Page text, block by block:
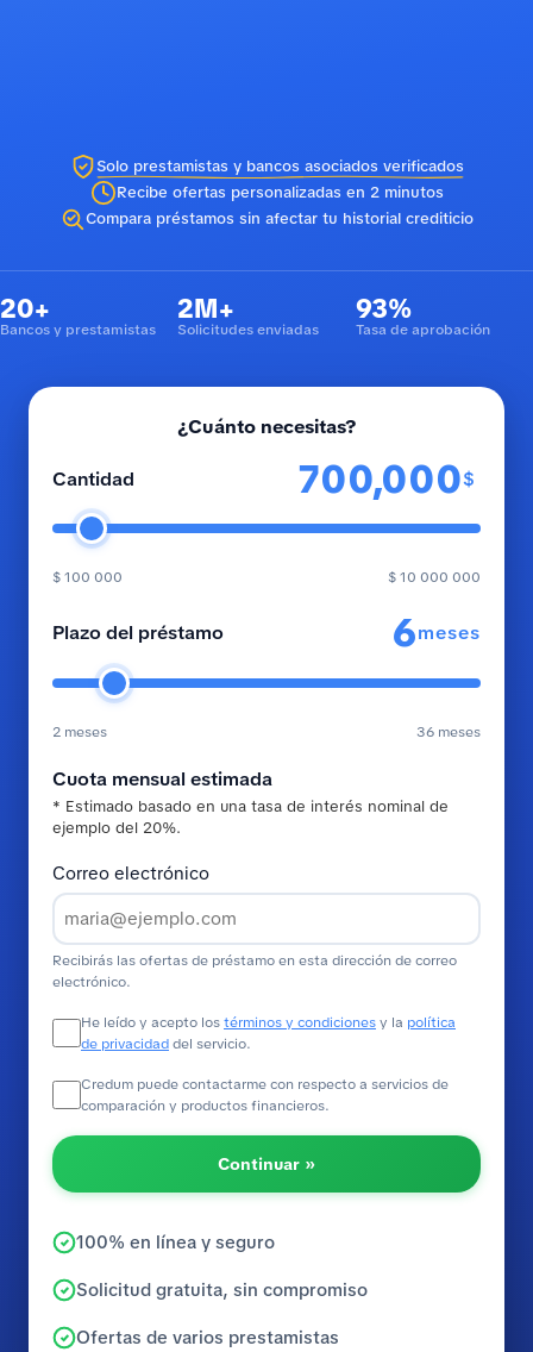
Solo prestamistas y bancos asociados verificados
Recibe ofertas personalizadas en 2 minutos
Compara préstamos sin afectar tu historial crediticio
20+
Bancos y prestamistas
2M+
Solicitudes enviadas
93%
Tasa de aprobación
¿Cuánto necesitas?
Cantidad $
$ 100 000 $ 10 000 000
Plazo del préstamo meses
2 meses 36 meses
Cuota mensual estimada
* Estimado basado en una tasa de interés nominal de
ejemplo del 20%.
Correo electrónico
Recibirás las ofertas de préstamo en esta dirección de correo
electrónico.
He leído y acepto lostérminos y condicionesy la política
de privacidaddel servicio.
Credum puede contactarme con respecto a servicios de
comparación y productos financieros.
Continuar »
100% en línea y seguro
Solicitud gratuita, sin compromiso
Ofertas de varios prestamistas